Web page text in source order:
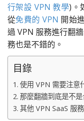
行架設 VPN 教學)。
從免費的 VPN 開始
過 VPN 服務進行翻
務也是不錯的。
目錄
使用 VPN 需要注意
那麼翻牆到底是不是
其他 VPN SaaS 服